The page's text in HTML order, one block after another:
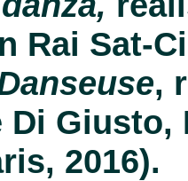
Rai Sat-
,
Di
2016).